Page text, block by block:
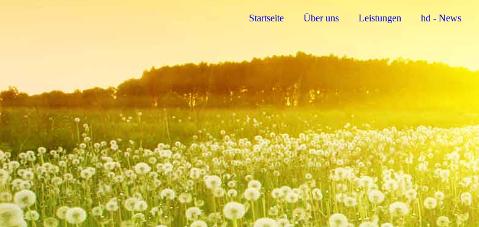
Startseite Über uns Leistungen hd - News